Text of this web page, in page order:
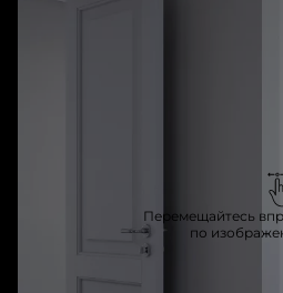
Перемещайтесь
по